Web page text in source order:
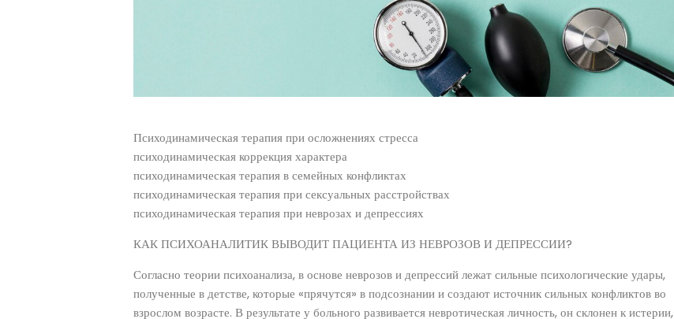
Психодинамическая терапия при осложнениях стресса
психодинамическая коррекция характера
психодинамическая терапия в семейных конфликтах
психодинамическая терапия при сексуальных расстройствах
психодинамическая терапия при неврозах и депрессиях
КАК ПСИХОАНАЛИТИК ВЫВОДИТ ПАЦИЕНТА ИЗ НЕВРОЗОВ И ДЕПРЕССИИ?
Согласно теории психоанализа, в основе неврозов и депрессий лежат сильные психологические удары,
полученные в детстве, которые «прячутся» в подсознании и создают источник сильных конфликтов во
взрослом возрасте. В результате у больного развивается невротическая личность, он склонен к истерии,